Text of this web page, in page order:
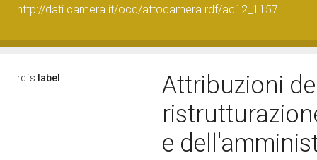
http://dati.camera.it/ocd/attocamera.rdf/ac12_1157
rdfs: label
Attribuzioni
e